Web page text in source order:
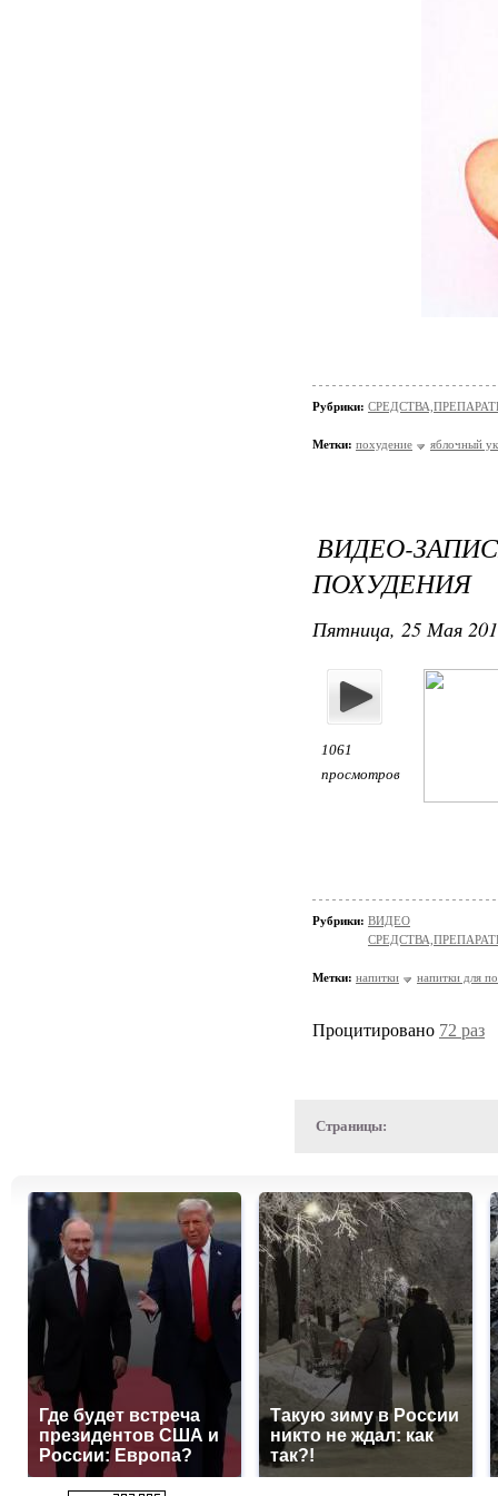
Рубрики:
Метки: похудение яблочный
ВИДЕО-
ПОХУДЕНИЯ
Пятница, 25 Мая
1061
просмотров
Рубрики: ВИДЕО
Метки: напитки напитки для
Процитировано 72 раз
Страницы:
Где будет встреча
президентов США и
России: Европа?
Такую зиму в России
никто не ждал: как
так?!